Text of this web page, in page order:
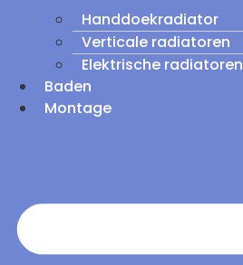
Handdoekradiator
Verticale radiatoren
Elektrische radiatoren
Baden
Montage